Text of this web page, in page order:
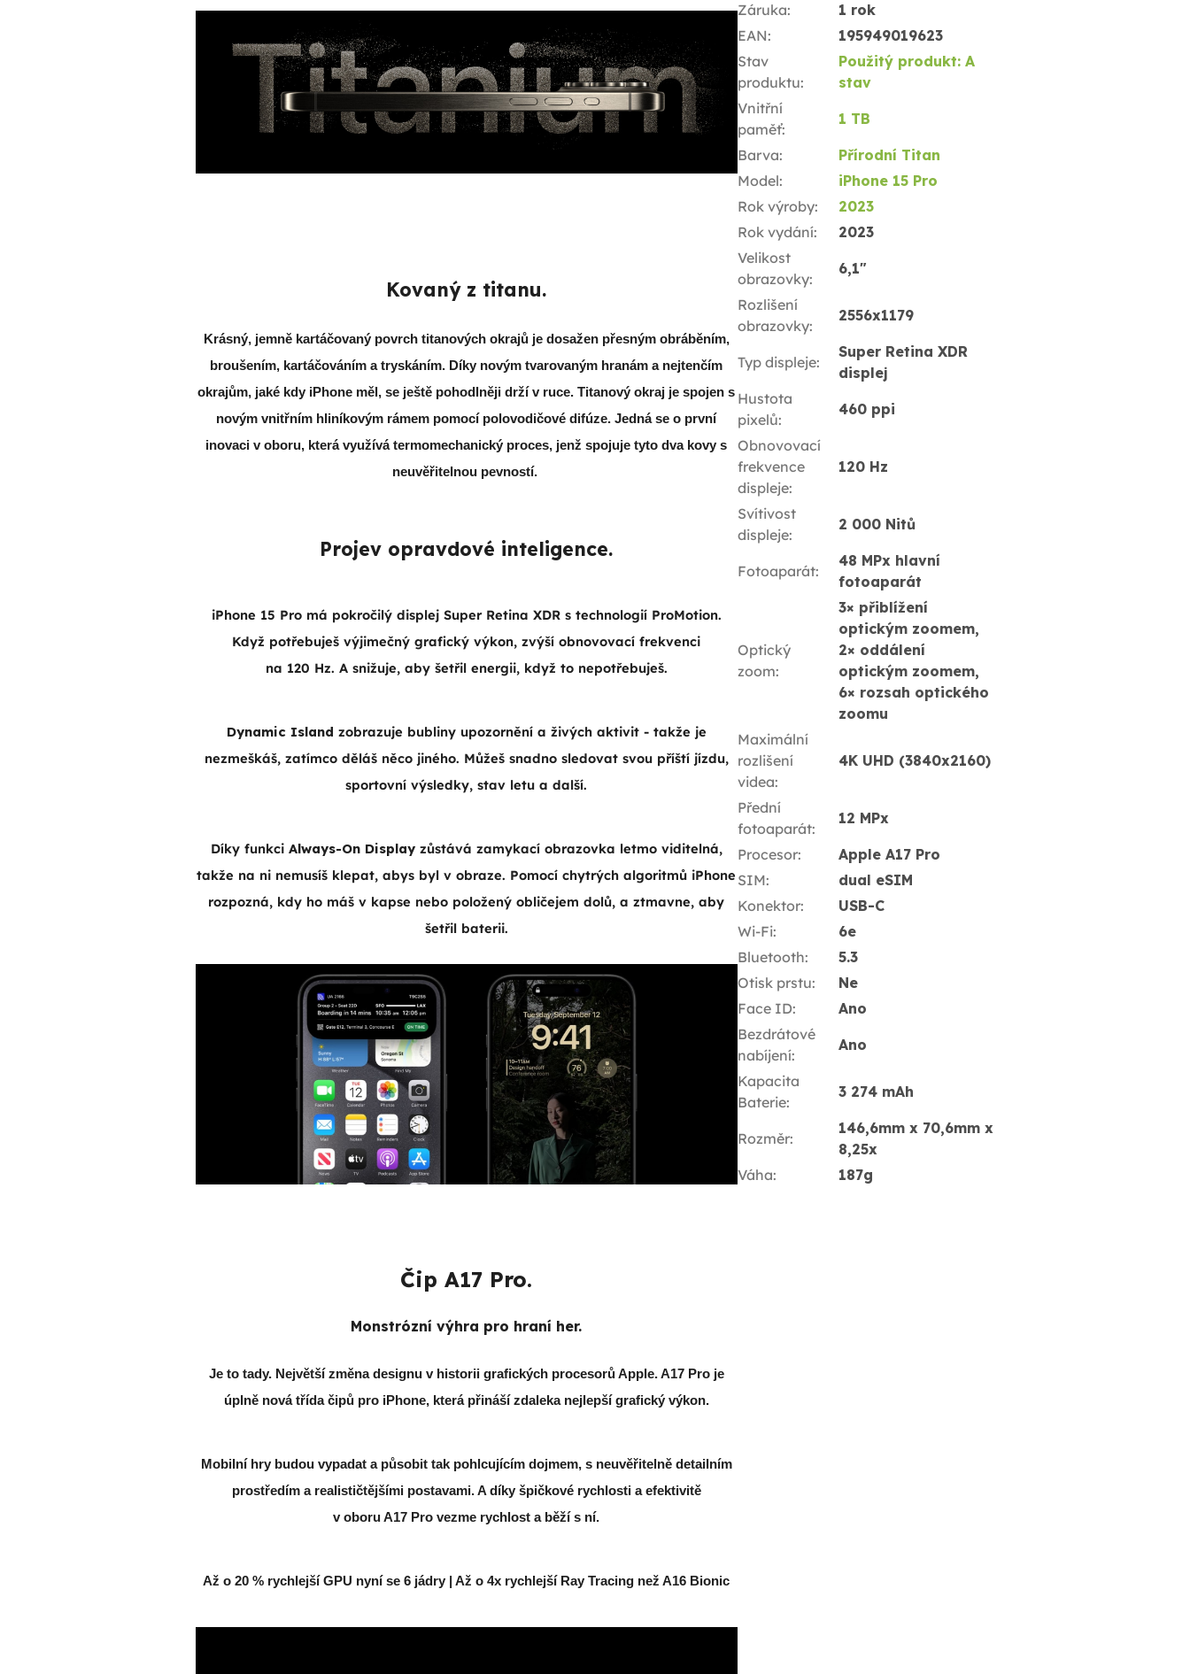
Kovaný z titanu.
Krásný, jemně kartáčovaný povrch titanových okrajů je dosažen přesným obráběním,
broušením, kartáčováním a tryskáním. Díky novým tvarovaným hranám a nejtenčím
okrajům, jaké kdy iPhone měl, se ještě pohodlněji drží v ruce. Titanový okraj je spojen s
novým vnitřním hliníkovým rámem pomocí polovodičové difúze. Jedná se o první
inovaci v oboru, která využívá termomechanický proces, jenž spojuje tyto dva kovy s
neuvěřitelnou pevností.
Projev opravdové inteligence.
iPhone 15 Pro má pokročilý displej Super Retina XDR s technologií ProMotion.
Když potřebuješ výjimečný grafický výkon, zvýší obnovovací frekvenci
na 120 Hz. A snižuje, aby šetřil energii, když to nepotřebuješ.
Dynamic Island zobrazuje bubliny upozornění a živých aktivit - takže je
nezmeškáš, zatímco děláš něco jiného. Můžeš snadno sledovat svou příští jízdu,
sportovní výsledky, stav letu a další.
Díky funkci Always-On Displayzůstává zamykací obrazovka letmo viditelná,
takže na ni nemusíš klepat, abys byl v obraze. Pomocí chytrých algoritmů iPhone
rozpozná, kdy ho máš v kapse nebo položený obličejem dolů, a ztmavne, aby
šetřil baterii.
Čip A17 Pro.
Monstrózní výhra pro hraní her.
Je to tady. Největší změna designu v historii grafických procesorů Apple. A17 Pro je
úplně nová třída čipů pro iPhone, která přináší zdaleka nejlepší grafický výkon.
Mobilní hry budou vypadat a působit tak pohlcujícím dojmem, s neuvěřitelně detailním
prostředím a realističtějšími postavami. A díky špičkové rychlosti a efektivitě
v oboruA17 Pro vezme rychlost a běží s ní.
Až o 20 % rychlejší GPU nyní se 6 jádry | Až o 4x rychlejší Ray Tracing než A16 Bionic
Záruka:
1 rok
EAN:
195949019623
Stav
produktu:
Použitý produkt: A
stav
Vnitřní
paměť:
1 TB
Barva:
Přírodní Titan
Model:
iPhone 15 Pro
Rok výroby:
2023
Rok vydání:
2023
Velikost
obrazovky:
6,1"
Rozlišení
obrazovky:
2556x1179
Typ displeje:
Super Retina XDR
displej
Hustota
pixelů:
460 ppi
Obnovovací
frekvence
displeje:
120 Hz
Svítivost
displeje:
2 000 Nitů
Fotoaparát:
48 MPx hlavní
fotoaparát
Optický
zoom:
3× přiblížení
optickým zoomem,
2× oddálení
optickým zoomem,
6× rozsah optického
zoomu
Maximální
rozlišení
videa:
4K UHD (3840x2160)
Přední
fotoaparát:
12 MPx
Procesor:
Apple A17 Pro
SIM:
dual eSIM
Konektor:
USB-C
Wi-Fi:
6e
Bluetooth:
5.3
Otisk prstu:
Ne
Face ID:
Ano
Bezdrátové
nabíjení:
Ano
Kapacita
Baterie:
3 274 mAh
Rozměr:
146,6mm x 70,6mm x
8,25x
Váha: 187g